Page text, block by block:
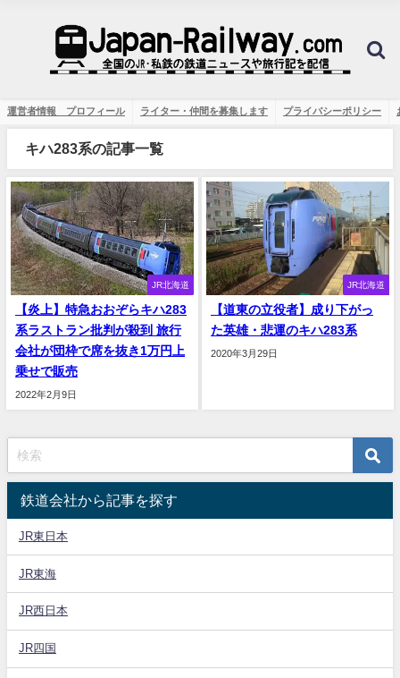
運営者情報 プロフィール ライター・仲間を募集します プライバシーポリシー
キハ283系の記事一覧
JR北海道
【炎上】特急おおぞらキハ283
系ラストラン批判が殺到 旅行
会社が団枠で席を抜き1万円上
乗せで販売
2022年2月9日
JR北海道
【道東の立役者】成り下がっ
た英雄・悲運のキハ283系
2020年3月29日
鉄道会社から記事を探す
JR東日本
JR東海
JR西日本
JR四国